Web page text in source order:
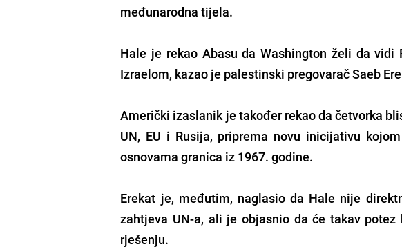
međunarodna tijela.
Hale je rekao Abasu da Washington želi da
Izraelom, kazao je palestinski pregovarač Saeb
Američki izaslanik je također rekao da četvorka
UN, EU i Rusija, priprema novu inicijativu
osnovama granica iz 1967. godine.
Erekat je, međutim, naglasio da Hale nije
zahtjeva UN-a, ali je objasnio da će takav
rješenju.